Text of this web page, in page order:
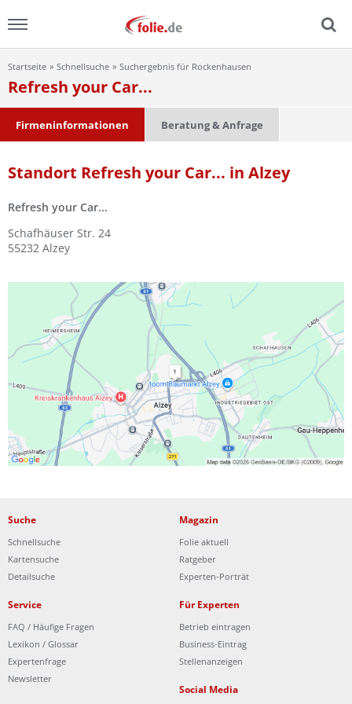
Menu
Home
FAQ
Ist Ihre Werkstatt schon dabei?
Kostenlos eintragen
Startseite Schnellsuche Suchergebnis für Rockenhausen
Refresh your Car...
Firmeninformationen Beratung & Anfrage
Standort Refresh your Car... in Alzey
Refresh your Car...
Schafhäuser Str. 24
55232 Alzey
Suche
Schnellsuche
Kartensuche
Detailsuche
Magazin
Folie aktuell
Ratgeber
Experten-Porträt
Service
FAQ / Häufige Fragen
Lexikon / Glossar
Expertenfrage
Newsletter
Für Experten
Betrieb eintragen
Business-Eintrag
Stellenanzeigen
Social Media